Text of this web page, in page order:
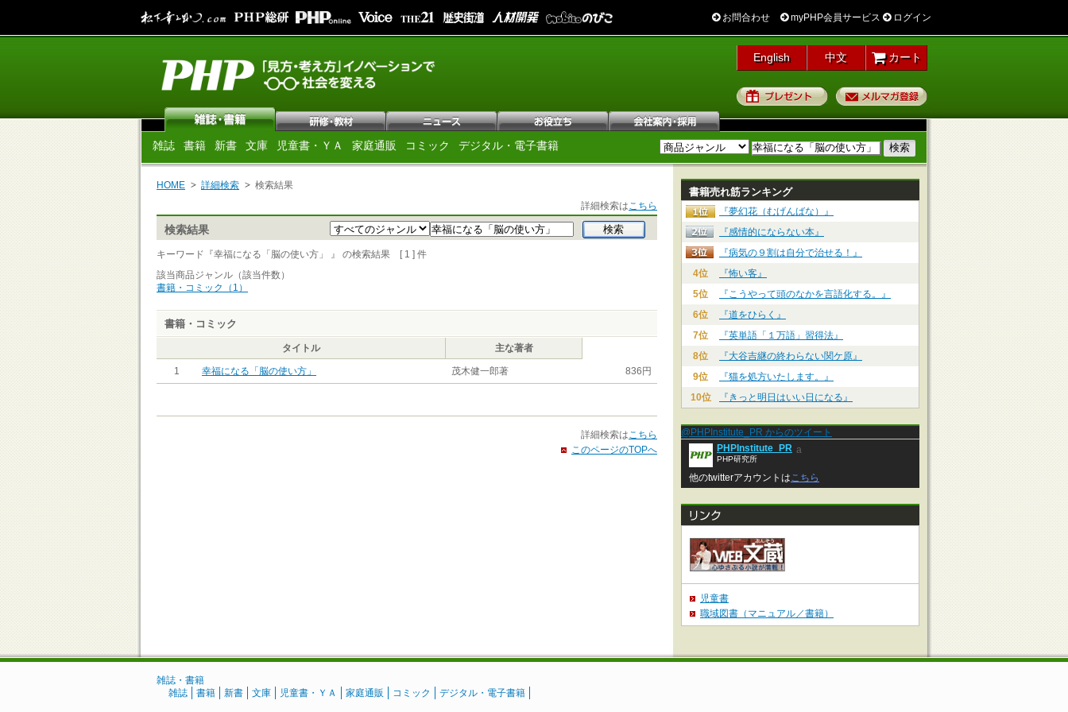
お問合わせ myPHP会員サービス ログイン
English 中文 カート
プレゼント
雑誌 書籍 新書 文庫 児童書・ＹＡ 家庭通販 コミック デジタル・電子書籍
HOME 詳細検索
検索結果
詳細検索はこちら
検索結果
キーワード『幸福になる「脳の使い方」 』 の検索結果 [ 1 ] 件
該当商品ジャンル（該当件数）
書籍・コミック（1）
書籍・コミック
タイトル 主な著者
1 幸福になる「脳の使い方」 茂木健一郎著 836円
詳細検索はこちら
このページのTOPへ
書籍売れ筋ランキング
『夢幻花（むげんばな）』
『感情的にならない本』
『病気の９割は自分で治せる！』
4位
『怖い客』
5位
『こうやって頭のなかを言語化する。』
6位
『道をひらく』
7位
『英単語「１万語」習得法』
8位
『大谷吉継の終わらない関ケ原』
9位
『猫を処方いたします。』
10位
『きっと明日はいい日になる』
@PHPInstitute_PR からのツイート
PHPInstitute_PR
PHP研究所
a
他のtwitterアカウントはこちら
児童書
職域図書（マニュアル／書籍）
雑誌・書籍
雑誌
書籍 新書 文庫 児童書・ＹＡ 家庭通販 コミック デジタル・電子書籍